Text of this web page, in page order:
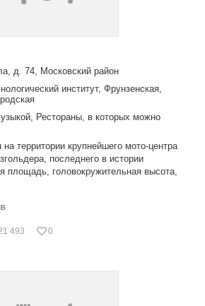
д. 74, Московский район
институт, Фрунзенская,
Рестораны, в которых можно
территории крупнейшего мото-центра
последнего в истории
площадь, головокружительная высота,
493 0